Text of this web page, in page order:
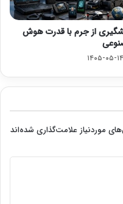
از جرم با قدرت هوش
۱۴۰۵-۰۵-۱۴
موردنیاز علامت‌گذاری شده‌اند